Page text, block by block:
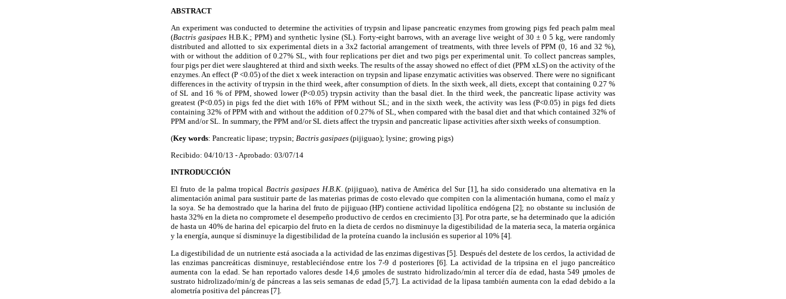
ABSTRACT
An experiment was conducted to determine the activities of trypsin and lipase pancreatic enzymes from growing pigs fed peach palm meal
(Bactris gasipaes H.B.K.; PPM) and synthetic lysine (SL). Forty-eight barrows, with an average live weight of 30 ± 0 5 kg, were randomly
distributed and allotted to six experimental diets in a 3x2 factorial arrangement of treatments, with three levels of PPM (0, 16 and 32 %),
with or without the addition of 0.27% SL, with four replications per diet and two pigs per experimental unit. To collect pancreas samples,
four pigs per diet were slaughtered at third and sixth weeks. The results of the assay showed no effect of diet (PPM xLS) on the activity of the
enzymes. An effect (P <0.05) of the diet x week interaction on trypsin and lipase enzymatic activities was observed. There were no significant
differences in the activity of trypsin in the third week, after consumption of diets. In the sixth week, all diets, except that containing 0.27 %
of SL and 16 % of PPM, showed lower (P<0.05) trypsin activity than the basal diet. In the third week, the pancreatic lipase activity was
greatest (P<0.05) in pigs fed the diet with 16% of PPM without SL; and in the sixth week, the activity was less (P<0.05) in pigs fed diets
containing 32% of PPM with and without the addition of 0.27% of SL, when compared with the basal diet and that which contained 32% of
PPM and/or SL. In summary, the PPM and/or SL diets affect the trypsin and pancreatic lipase activities after sixth weeks of consumption.
(Key words: Pancreatic lipase; trypsin; Bactris gasipaes (pijiguao); lysine; growing pigs)
Recibido: 04/10/13 - Aprobado: 03/07/14
INTRODUCCIÓN
El fruto de la palma tropical Bactris gasipaes H.B.K. (pijiguao), nativa de América del Sur [1], ha sido considerado una alternativa en la
alimentación animal para sustituir parte de las materias primas de costo elevado que compiten con la alimentación humana, como el maíz y
la soya. Se ha demostrado que la harina del fruto de pijiguao (HP) contiene actividad lipolítica endógena [2]; no obstante su inclusión de
hasta 32% en la dieta no compromete el desempeño productivo de cerdos en crecimiento [3]. Por otra parte, se ha determinado que la adición
de hasta un 40% de harina del epicarpio del fruto en la dieta de cerdos no disminuye la digestibilidad de la materia seca, la materia orgánica
y la energía, aunque sí disminuye la digestibilidad de la proteína cuando la inclusión es superior al 10% [4].
La digestibilidad de un nutriente está asociada a la actividad de las enzimas digestivas [5]. Después del destete de los cerdos, la actividad de
las enzimas pancreáticas disminuye, restableciéndose entre los 7-9 d posteriores [6]. La actividad de la tripsina en el jugo pancreático
aumenta con la edad. Se han reportado valores desde 14,6 µmoles de sustrato hidrolizado/min al tercer día de edad, hasta 549 µmoles de
sustrato hidrolizado/min/g de páncreas a las seis semanas de edad [5,7]. La actividad de la lipasa también aumenta con la edad debido a la
alometría positiva del páncreas [7].